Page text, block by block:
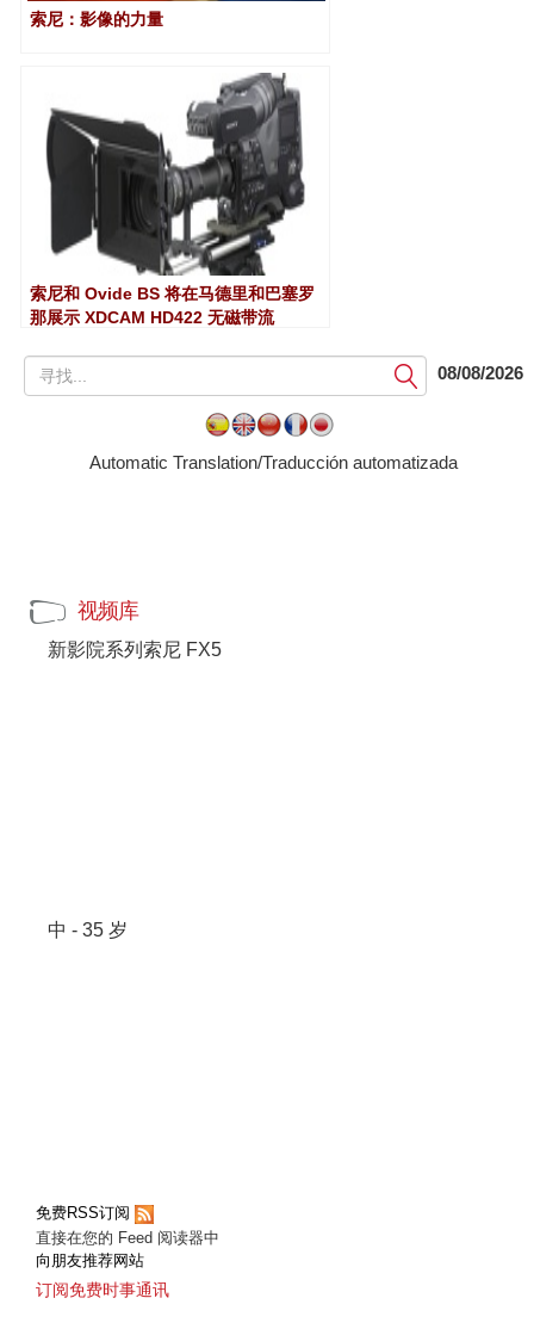
索尼：影像的力量
索尼和 Ovide BS 将在马德里和巴塞罗
那展示 XDCAM HD422 无磁带流
提
交
08/08/2026
Automatic Translation/Traducción automatizada
视频库
新影院系列索尼 FX5
中 - 35 岁
免费RSS订阅
直接在您的 Feed 阅读器中
向朋友推荐网站
订阅免费时事通讯